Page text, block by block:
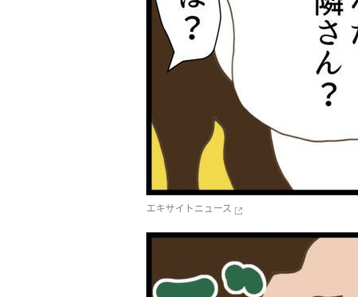
エキサイトニュース